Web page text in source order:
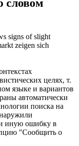
словом
signs of slight
zeigen sich
целях, т.
языке и вариантов
автоматически
поиска на
иную ошибку в
"Сообщить о